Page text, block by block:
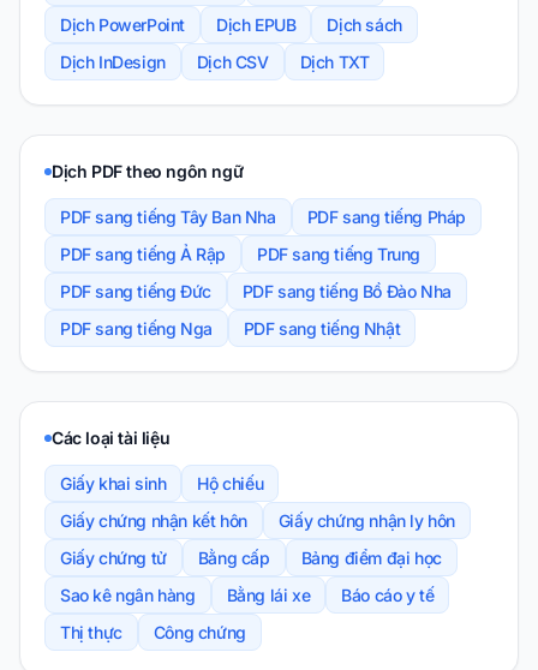
Dịch PowerPoint
Dịch EPUB
Dịch sách
Dịch InDesign
Dịch CSV Dịch TXT
Dịch PDF theo ngôn ngữ
PDF sang tiếng Tây Ban Nha
PDF sang tiếng Pháp
PDF sang tiếng Ả Rập
PDF sang tiếng Trung
PDF sang tiếng Đức
PDF sang tiếng Bồ Đào Nha
PDF sang tiếng Nga
PDF sang tiếng Nhật
Các loại tài liệu
Giấy khai sinh
Hộ chiếu
Giấy chứng nhận kết hôn
Giấy chứng nhận ly hôn
Giấy chứng tử
Bằng cấp
Bảng điểm đại học
Sao kê ngân hàng
Bằng lái xe
Báo cáo y tế
Thị thực
Công chứng